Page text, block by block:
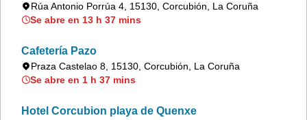
Rúa Antonio Porrúa 4, 15130, Corcubión, La Coruña
Se abre en 13 h 37 mins
Cafetería Pazo
Praza Castelao 8, 15130, Corcubión, La Coruña
Se abre en 1 h 37 mins
Hotel Corcubion playa de Quenxe